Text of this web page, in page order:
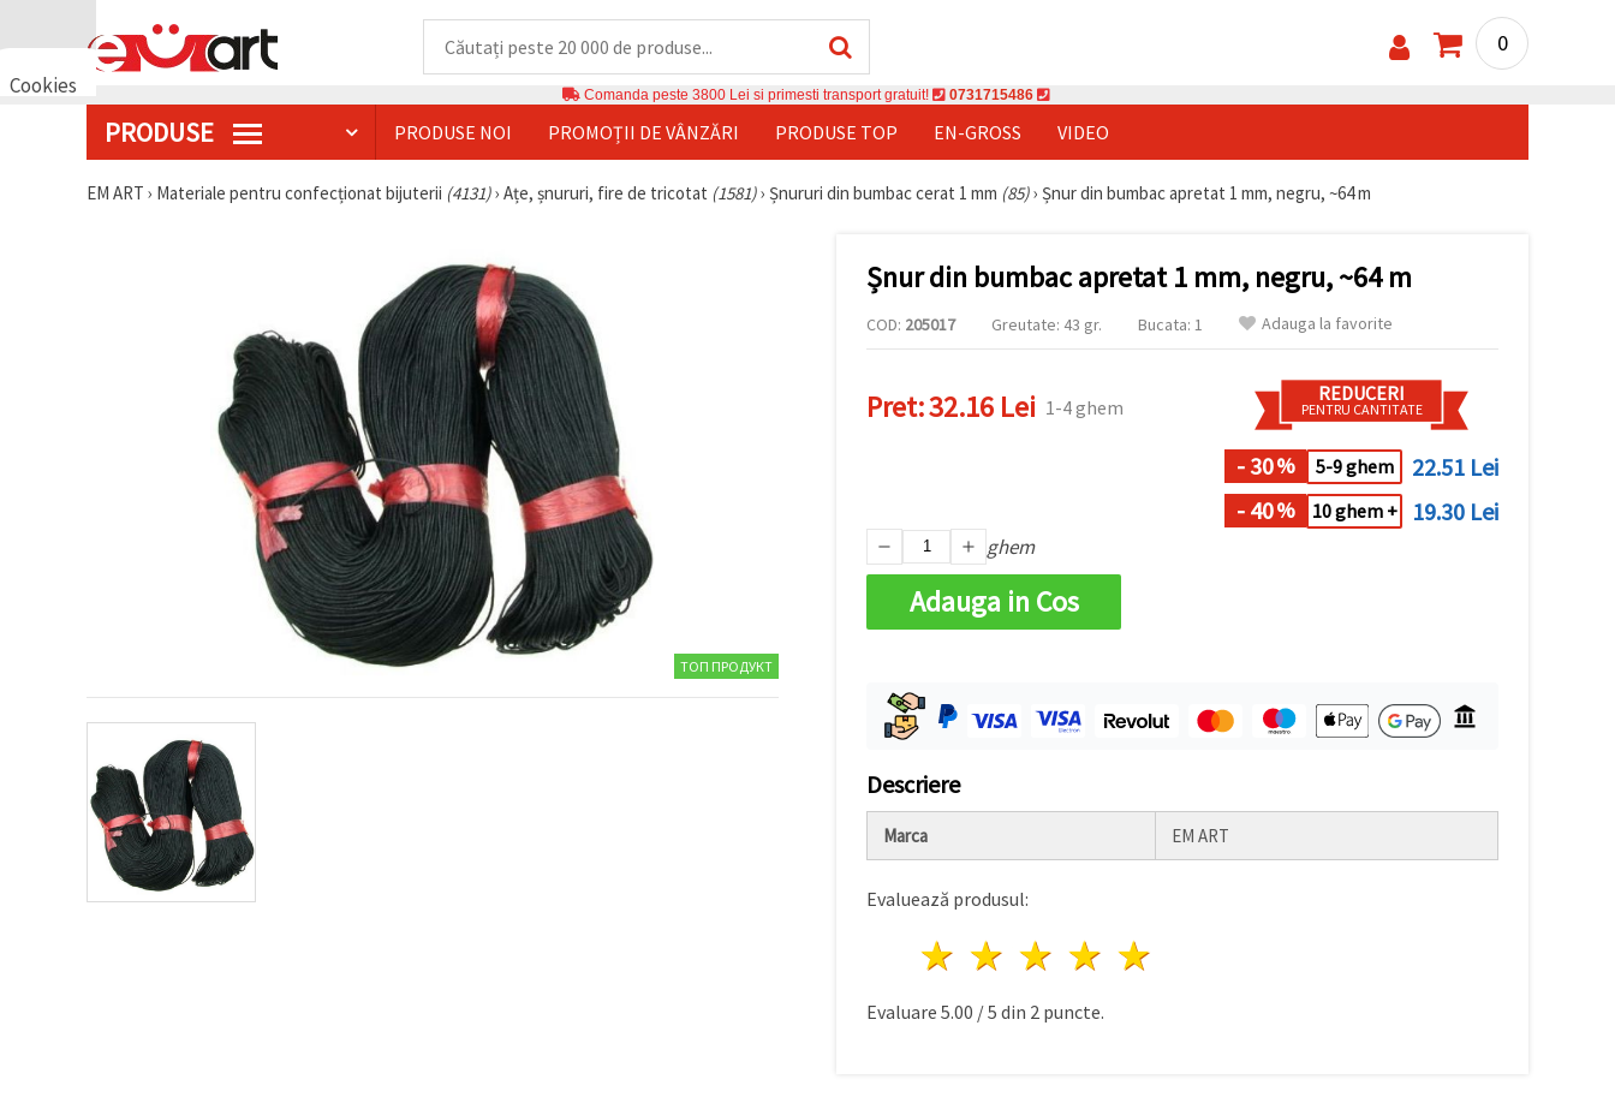
Cookies
0
Comanda peste 3800 Lei si primesti transport gratuit! 0731715486
PRODUSE PRODUSE NOI PROMOȚII DE VÂNZĂRI PRODUSE TOP EN-GROSS VIDEO
EM ART › Materiale pentru confecționat bijuterii (4131)› Ațe, șnururi, fire de tricotat (1581)› Șnururi din bumbac cerat 1 mm (85)› Șnur din bumbac apretat 1 mm, negru, ~64 m
ТОП ПРОДУКТ
Șnur din bumbac apretat 1 mm, negru, ~64 m
COD: 205017 Greutate: 43 gr. Bucata: 1 Adauga la favorite
Pret:32.16 Lei 1-4 ghem
REDUCERI
PENTRU CANTITATE
- 30% 5-9 ghem
22.51 Lei
- 40% 10 ghem + 19.30 Lei
ghem
Adauga in Cos
Descriere
Marca EM ART
Evaluează produsul:
4 stele
3 stele
2 stele
1 stea
Evaluare 5.00 /5 din 2 puncte.